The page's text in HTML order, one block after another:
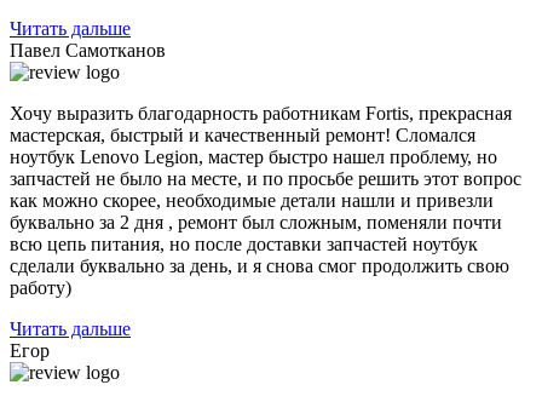
Читать дальше
Павел Самотканов
Хочу выразить благодарность работникам Fortis, прекрасная
мастерская, быстрый и качественный ремонт! Сломался
ноутбук Lenovo Legion, мастер быстро нашел проблему, но
запчастей не было на месте, и по просьбе решить этот вопрос
как можно скорее, необходимые детали нашли и привезли
буквально за 2 дня , ремонт был сложным, поменяли почти
всю цепь питания, но после доставки запчастей ноутбук
сделали буквально за день, и я снова смог продолжить свою
работу)
Читать дальше
Егор